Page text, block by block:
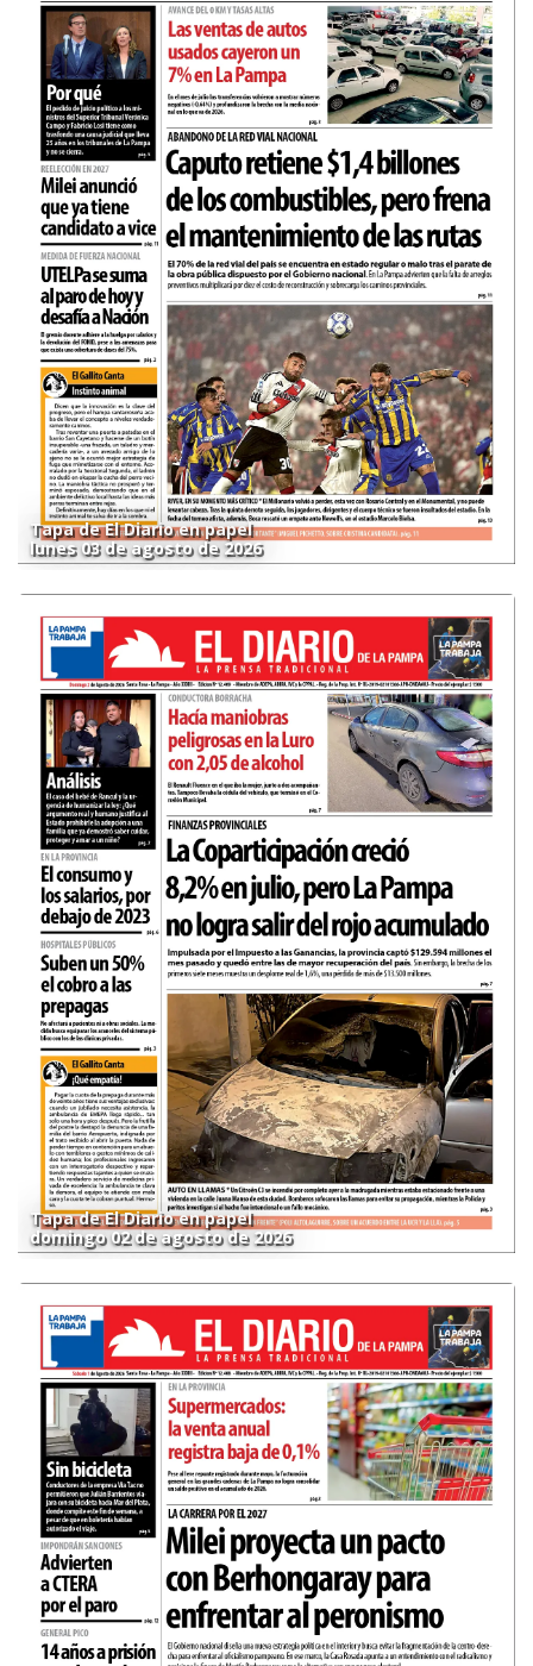
Tapa de El Diario en papel
lunes 03 de agosto de 2026
Tapa de El Diario en papel
domingo 02 de agosto de 2026